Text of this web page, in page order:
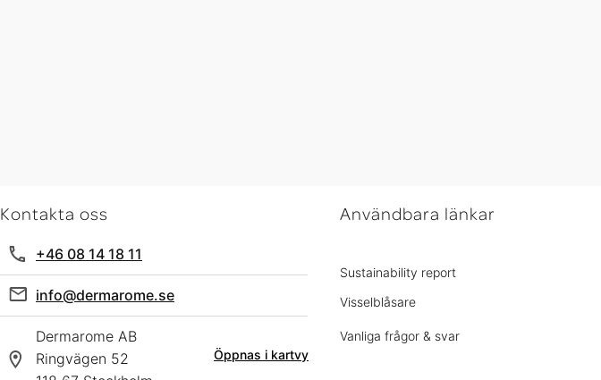
Öppnas i kartvy
Kontakta oss
+46 08 14 18 11
info@dermarome.se
Dermarome AB
Ringvägen 52
Användbara länkar
Sustainability report
Visselblåsare
Vanliga frågor & svar